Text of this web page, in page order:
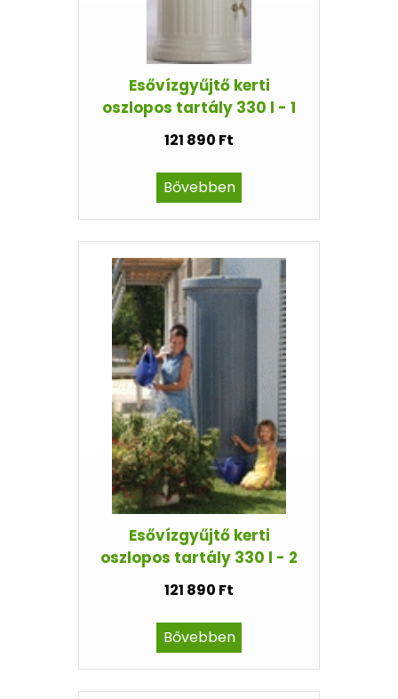
Esővízgyűjtő kerti
oszlopos tartály 330 l - 1
121 890 Ft
Bővebben
Esővízgyűjtő kerti
oszlopos tartály 330 l - 2
121 890 Ft
Bővebben